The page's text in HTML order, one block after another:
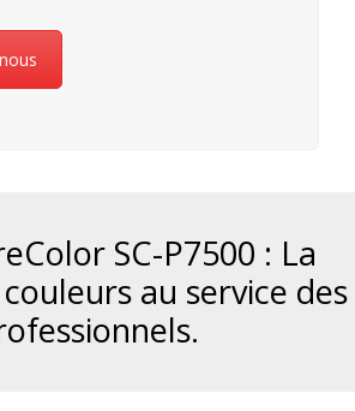
SC-P7500 : La
au service des